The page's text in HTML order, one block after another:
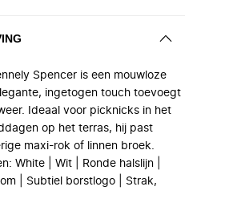
Spencer is een mouwloze
ingetogen touch toevoegt
Ideaal voor picknicks in het
op het terras, hij past
maxi-rok of linnen broek.
White | Wit | Ronde halslijn |
| Subtiel borstlogo | Strak,